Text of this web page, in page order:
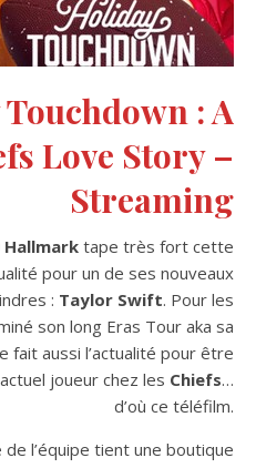
: A
Love Story –
Streaming
Hallmark tape très fort cette
pour un de ses nouveaux
: Taylor Swift. Pour les
son long Eras Tour aka sa
fait aussi l’actualité pour être
joueur chez les Chiefs…
d’où ce téléfilm.
l’équipe tient une boutique